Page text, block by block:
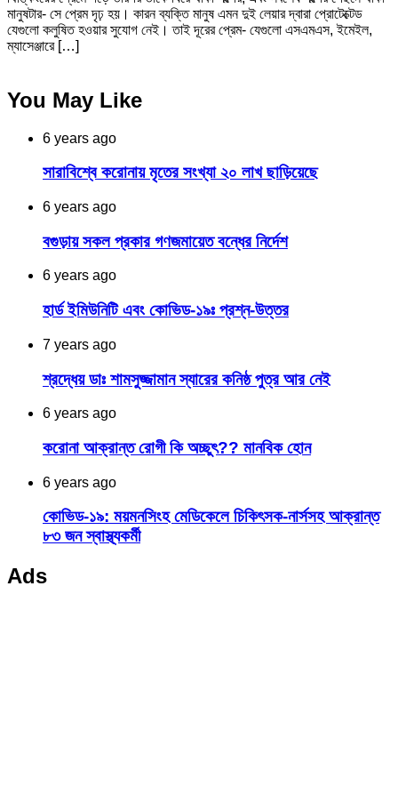
মানুষটার- সে প্রেম দৃঢ় হয়। কারন ব্যক্তি মানুষ এমন দুই লেয়ার দ্বারা প্রোটেক্টেড
যেগুলো কলুষিত হওয়ার সুযোগ নেই। তাই দূরের প্রেম- যেগুলো এসএমএস, ইমেইল,
ম্যাসেঞ্জারে […]
You May Like
6 years ago
সারাবিশ্বে করোনায় মৃতের সংখ্যা ২০ লাখ ছাড়িয়েছে
6 years ago
বগুড়ায় সকল প্রকার গণজমায়েত বন্ধের নির্দেশ
6 years ago
হার্ড ইমিউনিটি এবং কোভিড-১৯ঃ প্রশ্ন-উত্তর
7 years ago
শ্রদ্ধেয় ডাঃ শামসুজ্জামান স্যারের কনিষ্ঠ পুত্র আর নেই
6 years ago
করোনা আক্রান্ত রোগী কি অচ্ছুৎ?? মানবিক হোন
6 years ago
কোভিড-১৯: ময়মনসিংহ মেডিকেলে চিকিৎসক-নার্সসহ আক্রান্ত
৮৩ জন স্বাস্থ্যকর্মী
Ads